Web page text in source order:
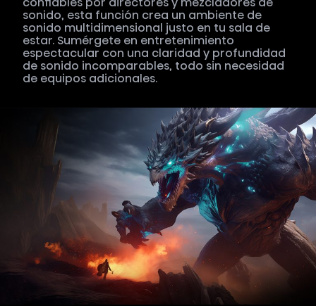
sonido, esta función crea un ambiente de
sonido multidimensional justo en tu sala de
estar. Sumérgete en entretenimiento
espectacular con una claridad y profundidad
de sonido incomparables, todo sin necesidad
de equipos adicionales.